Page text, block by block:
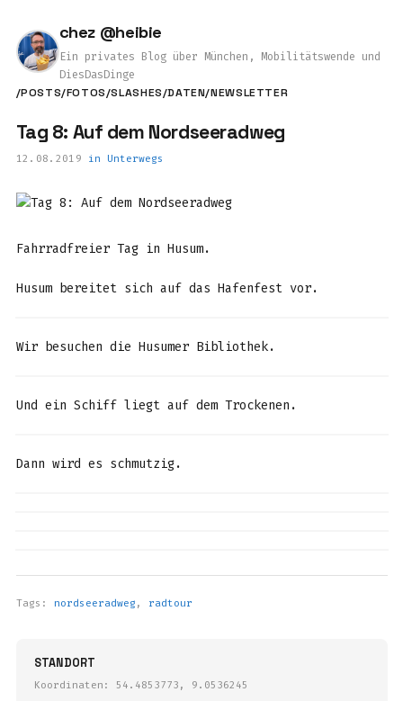
chez @heibie
Ein privates Blog über München, Mobilitätswende und
DiesDasDinge
/POSTS/FOTOS/SLASHES/DATEN/NEWSLETTER
Tag 8: Auf dem Nordseeradweg
12.08.2019 in Unterwegs
Fahrradfreier Tag in Husum.
Husum bereitet sich auf das Hafenfest vor.
Wir besuchen die Husumer Bibliothek.
Und ein Schiff liegt auf dem Trockenen.
Dann wird es schmutzig.
Tags: nordseeradweg , radtour
STANDORT
Koordinaten: 54.4853773, 9.0536245